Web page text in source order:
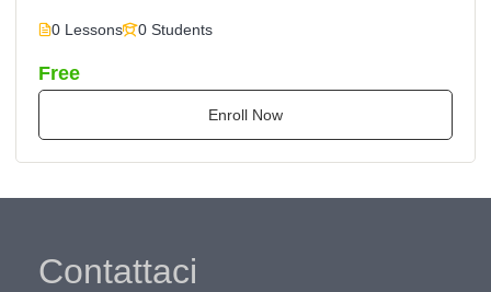
0 Lessons 0 Students
Free
Enroll Now
Contattaci